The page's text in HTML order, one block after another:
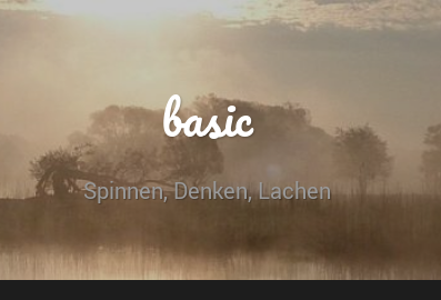
basic
Spinnen, Denken, Lachen